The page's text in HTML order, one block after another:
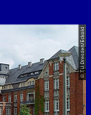
© TU Dresden/Eckold